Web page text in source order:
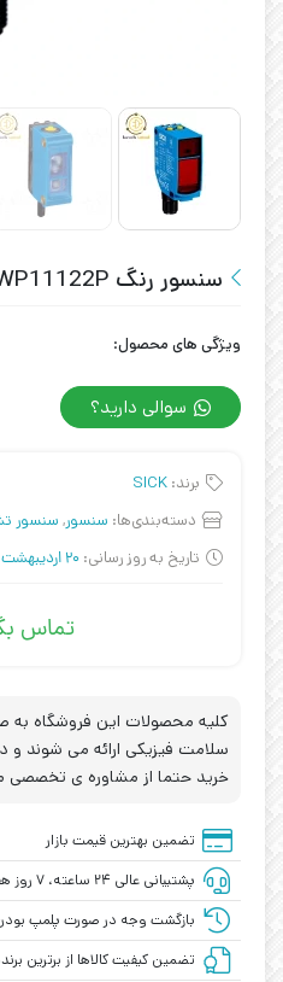
سنسور رنگ SICK CSM-WP11122P
ویژگی های محصول:
سوالی دارید؟
برند: SICK
دسته‌بندی‌ها: سنسور, سنسور
تاریخ به روز رسانی: 20 اردیبهشت 1404
تماس
کلیه محصولات این فروشگاه به
سلامت فیزیکی ارائه می شوند و
خرید حتما از مشاوره ی تخصصی
تضمین بهترین قیمت بازار
پشتیبانی عالی ۲۴ ساعته، ۷ روز هفته
بازگشت وجه در صورت پلمپ بودن
تضمین کیفیت کالاها از برترین